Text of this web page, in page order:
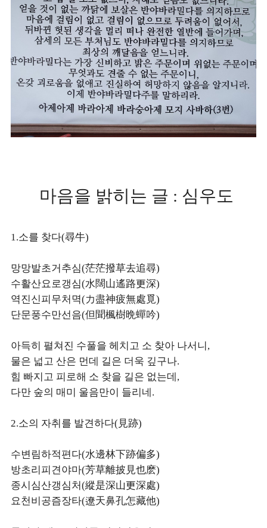
마음을 밝히는 글 : 심우도
1.소를 찾다(尋牛)
망망발초거추심(茫茫撥草去追尋)
수활산요로갱심(水闊山遙路更深)
역진신피무처멱(力盡神疲無處覓)
단문풍수만선음(但聞楓樹晩蟬吟)
아득히 펼쳐진 수풀을 헤치고 소 찾아 나서니,
물은 넓고 산은 먼데 길은 더욱 깊구나.
힘 빠지고 피로해 소 찾을 길은 없는데,
다만 숲의 매미 울음만이 들리네.
2.소의 자취를 발견하다(見跡)
수변림하적편다(水邊林下跡偏多)
방초리피견야마(芳草離披見也麽)
종시심산갱심처(縱是深山更深處)
요천비공즘장타(遼天鼻孔怎藏他)